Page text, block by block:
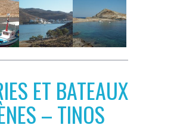
ET BATEAUX
– TINOS